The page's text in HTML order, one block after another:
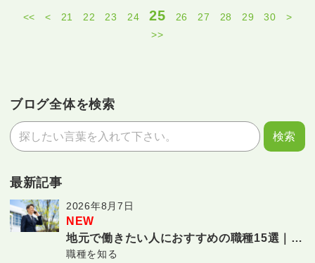
<< < 21 22 23 24 25 26 27 28 29 30
>
>>
ブログ全体を検索
最新記事
2026年8月7日
NEW
地元で働きたい人におすすめの職種15選｜転
勤なしで長く働ける仕事
職種を知る